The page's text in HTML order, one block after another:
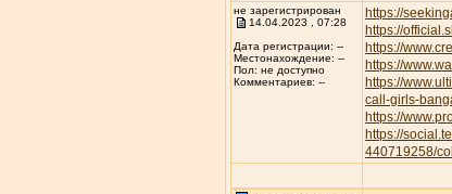
не зарегистрирован
14.04.2023 , 07:28
Дата регистрации: --
Местонахождение: --
Пол: не доступно
Комментариев: --
https://
https://
https://
https://
https://
call-girls-
https://
https://
440719258/